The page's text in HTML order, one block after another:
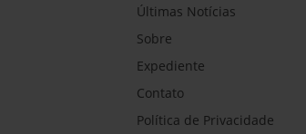
Últimas Notícias
Sobre
Expediente
Contato
Política de Privacidade